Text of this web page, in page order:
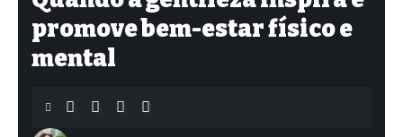
promove bem-estar físico e
mental